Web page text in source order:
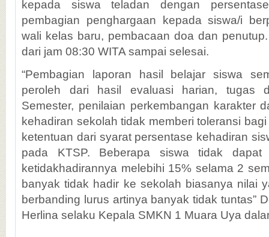
kepada siswa teladan dengan
pembagian penghargaan kepada siswa/i
wali kelas baru, pembacaan doa dan
dari jam 08:30 WITA sampai selesai.
“Pembagian laporan hasil belajar siswa
peroleh dari hasil evaluasi harian, tugas
Semester, penilaian perkembangan karakter
kehadiran sekolah tidak memberi toleransi
ketentuan dari syarat persentase kehadiran
pada KTSP. Beberapa siswa tidak
ketidakhadirannya melebihi 15% selama 2
banyak tidak hadir ke sekolah biasanya nilai
berbanding lurus artinya banyak tidak tuntas”
Herlina selaku Kepala SMKN 1 Muara Uya